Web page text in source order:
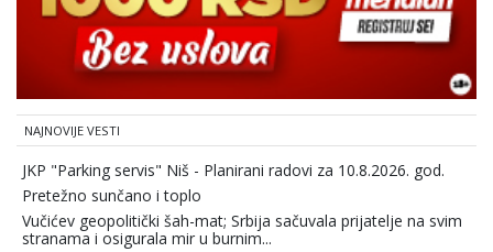
NAJNOVIJE VESTI
JKP "Parking servis" Niš - Planirani radovi za 10.8.2026. god.
Pretežno sunčano i toplo
Vučićev geopolitički šah-mat; Srbija sačuvala prijatelje na svim
stranama i osigurala mir u burnim...